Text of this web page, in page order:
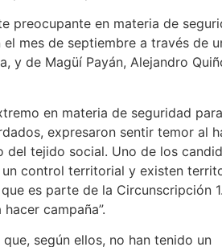
preocupante en materia de
mes de septiembre a través de
y de Magüí Payán, Alejandro
en materia de seguridad
expresaron sentir temor al
del tejido social. Uno de los
control territorial y existen
es parte de la Circunscripción
campaña”.
según ellos, no han tenido un